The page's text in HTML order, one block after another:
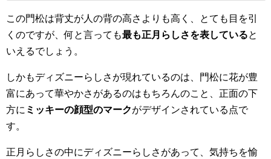
この門松は背丈が人の背の高さよりも高く、とても目を引
くのですが、何と言っても最も正月らしさを表していると
いえるでしょう。
しかもディズニーらしさが現れているのは、門松に花が豊
富にあって華やかさがあるのはもちろんのこと、正面の下
方に ミッキーの顔型のマークがデザインされている点で
す。
正月らしさの中にディズニーらしさがあって、気持ちを愉